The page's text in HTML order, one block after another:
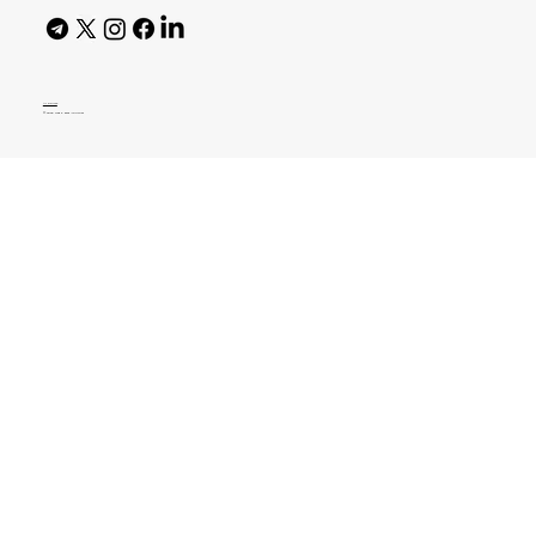
AI Policy
© 2026 High Bar Journal